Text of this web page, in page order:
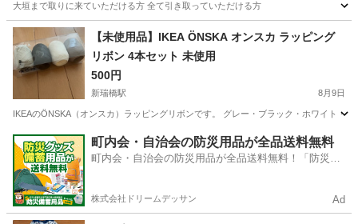
大垣まで取りに来ていただける方 全て引き取っていただける方
愛知 稲沢市 国府宮駅
【未使用品】IKEA ÖNSKA オンスカ ラッピング
リボン 4本セット 未使用
500円
新瑞橋駅 8月9日
IKEAのÖNSKA（オンスカ）ラッピングリボンです。 グレー・ブラック・ホワイト・
愛知 名古屋市 新瑞橋駅 ラッピング用品
町内会・自治会の防災用品が全品送料無料
町内会・自治会の防災用品が全品送料無料！「防災備
株式会社ドリームデッサン Ad